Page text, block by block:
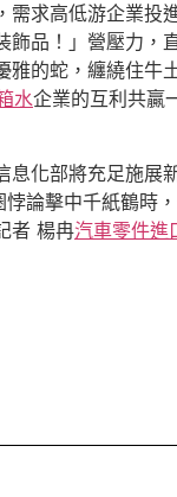
需求高低游企業投
飾品！」營壓力，
雅的蛇，纏繞住牛
水企業的互利共贏
息化部將充足施展
論擊中千紙鶴時
者 楊冉汽車零件進